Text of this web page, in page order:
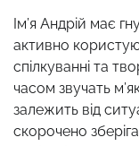
Ім’я Андрій має
активно
спілкуванні та
часом звучать
залежить від
скорочено